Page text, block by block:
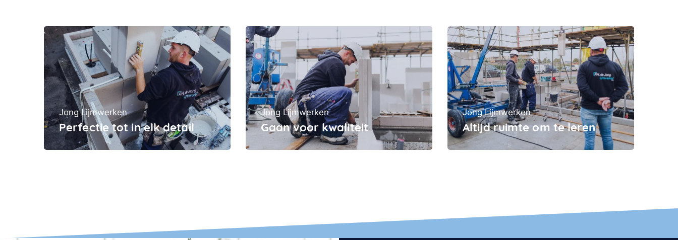
Jong Lijmwerken
Perfectie tot in elk detail
Jong Lijmwerken
Gaan voor kwaliteit
Jong Lijmwerken
Altijd ruimte om te leren